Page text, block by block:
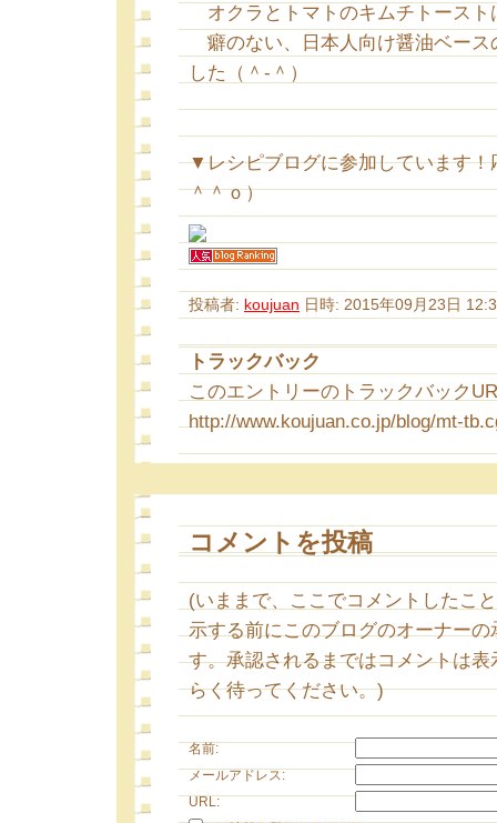
オクラとトマトのキムチトースト
癖のない、日本人向け醤油ベース
した（＾-＾）
▼レシピブログに参加しています！
＾＾ｏ）
投稿者: koujuan 日時: 2015年09月23日
トラックバック
このエントリーのトラックバック
http://www.koujuan.co.jp/blog/mt-
コメントを投稿
(いままで、ここでコメントしたこ
示する前にこのブログのオーナー
す。承認されるまではコメントは
らく待ってください。)
名前:
メールアドレス:
URL: